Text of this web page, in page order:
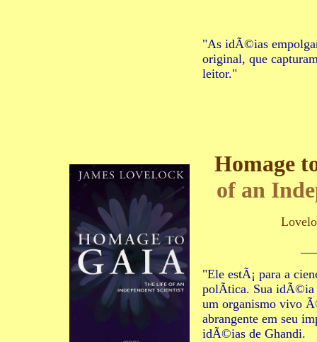
"As idÃ©ias
original, que
leitor."
Homage
of an
"Ele estÃ¡ para a
polÃ­tica. Sua idÃ©ia
um organismo vivo
abrangente em seu
idÃ©ias de Ghandi.